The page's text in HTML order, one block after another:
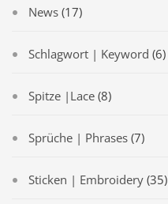
News (17)
Schlagwort | Keyword (6)
Spitze |Lace (8)
Sprüche | Phrases (7)
Sticken | Embroidery (35)